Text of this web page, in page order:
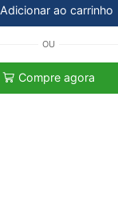
Adicionar ao carrinho
OU
Compre agora